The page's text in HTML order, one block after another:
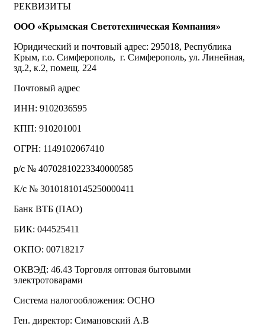
РЕКВИЗИТЫ
ООО «Крымская Светотехническая Компания»
Юридический и почтовый адрес: 295018, Республика
Крым, г.о. Симферополь, г. Симферополь, ул. Линейная,
зд.2, к.2, помещ. 224
Почтовый адрес
ИНН: 9102036595
КПП: 910201001
ОГРН: 1149102067410
р/с № 40702810223340000585
К/с № 30101810145250000411
Банк ВТБ (ПАО)
БИК: 044525411
ОКПО: 00718217
ОКВЭД: 46.43 Торговля оптовая бытовыми
электротоварами
Система налогообложения: ОСНО
Ген. директор: Симановский А.В